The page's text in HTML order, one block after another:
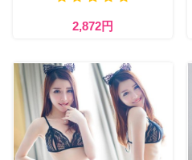
2,872円